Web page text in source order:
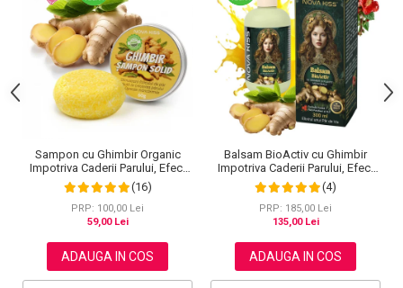
Sampon cu Ghimbir Organic
Impotriva Caderii Parului, Efect
Regenerator, 100% Natural,
NOVA KISS® 60 g
(16)
PRP: 100,00 Lei
59,00 Lei
ADAUGA IN COS
Balsam BioActiv cu Ghimbir
Impotriva Caderii Parului, Efect
Regenerator si Densificator,
Revitalizeaza in Profunzime,
Premium, NOVA KISS®, 300 ml
(4)
PRP: 185,00 Lei
135,00 Lei
ADAUGA IN COS